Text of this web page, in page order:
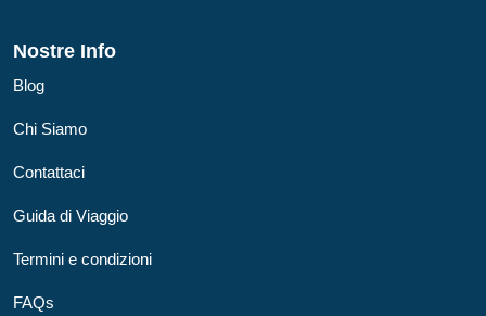
Nostre Info
Blog
Chi Siamo
Contattaci
Guida di Viaggio
Termini e condizioni
FAQs